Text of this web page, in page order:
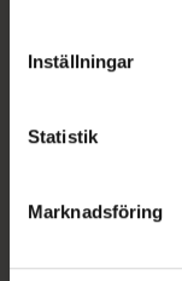
lagligheten av
Inställningar
Statistik
Marknadsföring
Kronans Apotek
syd till Lappland i
datorn. Oavsett
med oss.
Kundservice